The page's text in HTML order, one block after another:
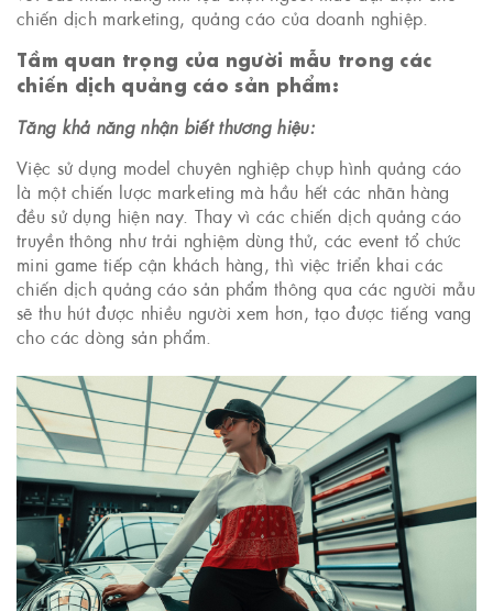
chiến dịch marketing, quảng cáo của doanh nghiệp.
Tầm quan trọng của người mẫu trong các
chiến dịch quảng cáo sản phẩm:
Tăng khả năng nhận biết thương hiệu:
Việc sử dụng model chuyên nghiệp chụp hình quảng cáo
là một chiến lược marketing mà hầu hết các nhãn hàng
đều sử dụng hiện nay. Thay vì các chiến dịch quảng cáo
truyền thông như trải nghiệm dùng thử, các event tổ chức
mini game tiếp cận khách hàng, thì việc triển khai các
chiến dịch quảng cáo sản phẩm thông qua các người mẫu
sẽ thu hút được nhiều người xem hơn, tạo được tiếng vang
cho các dòng sản phẩm.